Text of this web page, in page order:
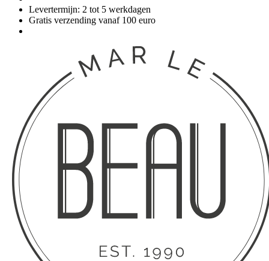
Levertermijn: 2 tot 5 werkdagen
Gratis verzending vanaf 100 euro